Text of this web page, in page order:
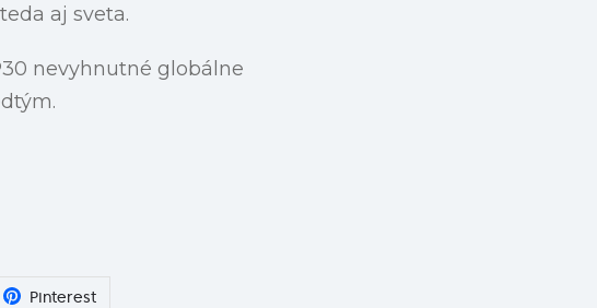
aj sveta.
nevyhnutné globálne
Pinterest